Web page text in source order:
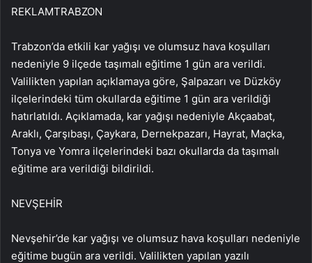
REKLAMTRABZON
Trabzon’da etkili kar yağışı ve olumsuz hava koşulları
nedeniyle 9 ilçede taşımalı eğitime 1 gün ara verildi.
Valilikten yapılan açıklamaya göre, Şalpazarı ve Düzköy
ilçelerindeki tüm okullarda eğitime 1 gün ara verildiği
hatırlatıldı. Açıklamada, kar yağışı nedeniyle Akçaabat,
Araklı, Çarşıbaşı, Çaykara, Dernekpazarı, Hayrat, Maçka,
Tonya ve Yomra ilçelerindeki bazı okullarda da taşımalı
eğitime ara verildiği bildirildi.
NEVŞEHİR
Nevşehir’de kar yağışı ve olumsuz hava koşulları nedeniyle
eğitime bugün ara verildi. Valilikten yapılan yazılı